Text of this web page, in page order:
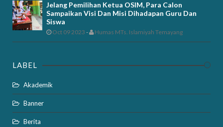
Jelang Pemilihan Ketua OSIM, Para Calon
Sampaikan Visi Dan Misi Dihadapan Guru Dan
Siswa
Oct 09 2023 - Humas MTs. Islamiyah Temayang
LABEL
Akademik
Banner
Berita